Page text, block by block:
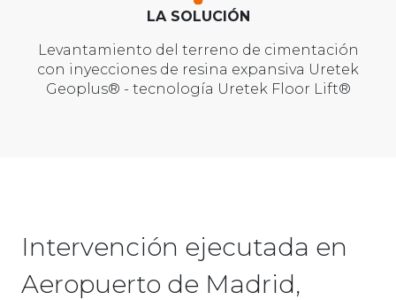
LA SOLUCIÓN
Levantamiento del terreno de cimentación
con inyecciones de resina expansiva Uretek
Geoplus® - tecnología Uretek Floor Lift®
Intervención ejecutada en
Aeropuerto de Madrid,